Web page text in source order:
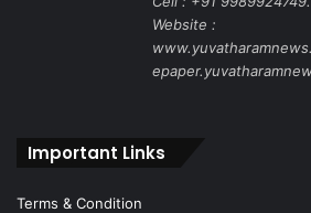
Website :
Important Links
Terms & Condition